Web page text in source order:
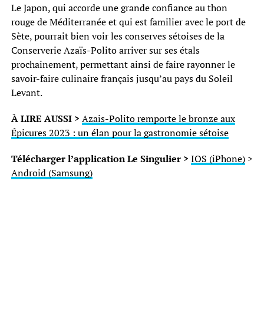
Le Japon, qui accorde une grande confiance au thon
rouge de Méditerranée et qui est familier avec le port de
Sète, pourrait bien voir les conserves sétoises de la
Conserverie Azaïs-Polito arriver sur ses étals
prochainement, permettant ainsi de faire rayonner le
savoir-faire culinaire français jusqu’au pays du Soleil
Levant.
À LIRE AUSSI > Azais-Polito remporte le bronze aux
Épicures 2023 : un élan pour la gastronomie sétoise
Télécharger l’application Le Singulier > IOS (iPhone)>
Android (Samsung)